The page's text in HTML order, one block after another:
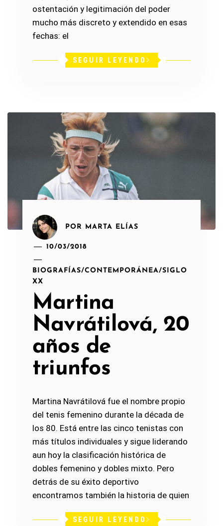
ostentación y legitimación del poder
mucho más discreto y extendido en esas
fechas: el
SEGUIR LEYENDO
POR MARTA ELÍAS
10/03/2018
BIOGRAFÍAS/CONTEMPORÁNEA/SIGLO
XX
Martina
Navrátilová, 20
años de
triunfos
Martina Navrátilová fue el nombre propio
del tenis femenino durante la década de
los 80. Está entre las cinco tenistas con
más títulos individuales y sigue liderando
aun hoy la clasificación histórica de
dobles femenino y dobles mixto. Pero
detrás de su éxito deportivo
encontramos también la historia de quien
SEGUIR LEYENDO